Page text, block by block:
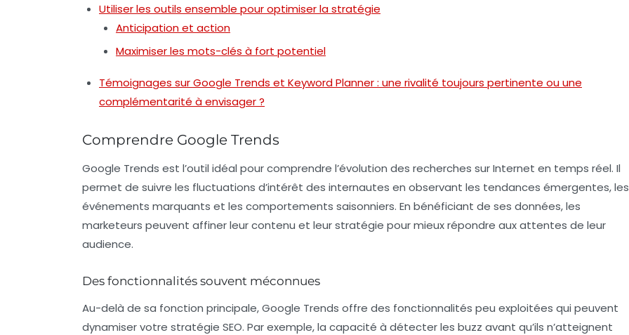
Utiliser les outils ensemble pour optimiser la stratégie
Anticipation et action
Maximiser les mots-clés à fort potentiel
Témoignages sur Google Trends et Keyword Planner : une rivalité toujours pertinente ou une
complémentarité à envisager ?
Comprendre Google Trends
Google Trends est l’outil idéal pour comprendre l’évolution des recherches sur Internet en temps réel. Il
permet de suivre les fluctuations d’intérêt des internautes en observant les tendances émergentes, les
événements marquants et les comportements saisonniers. En bénéficiant de ses données, les
marketeurs peuvent affiner leur contenu et leur stratégie pour mieux répondre aux attentes de leur
audience.
Des fonctionnalités souvent méconnues
Au-delà de sa fonction principale, Google Trends offre des fonctionnalités peu exploitées qui peuvent
dynamiser votre stratégie SEO. Par exemple, la capacité à détecter les buzz avant qu’ils n’atteignent